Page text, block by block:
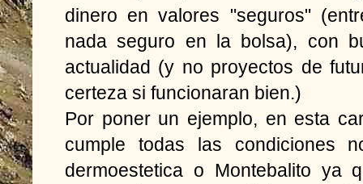
dinero en valores "seguros"
nada seguro en la bolsa), con
actualidad (y no proyectos de
certeza si funcionaran bien.)
Por poner un ejemplo, en esta
cumple todas las condiciones
dermoestetica o Montebalito ya